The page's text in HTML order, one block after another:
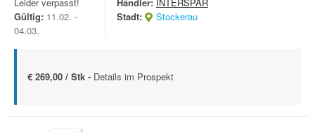
Gültig: 11.02. -
04.03.
Stadt:
Stockerau
€ 269,00 / Stk - Details im Prospekt